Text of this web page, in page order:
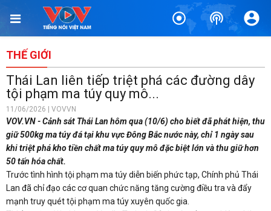
THẾ GIỚI
Thái Lan liên tiếp triệt phá các đường dây
tội phạm ma túy quy mô...
11/06/2026 | VOVVN
VOV.VN - Cảnh sát Thái Lan hôm qua (10/6) cho biết đã phát hiện, thu
giữ 500kg ma túy đá tại khu vực Đông Bắc nước này, chỉ 1 ngày sau
khi triệt phá kho tiền chất ma túy quy mô đặc biệt lớn và thu giữ hơn
50 tấn hóa chất.
Trước tình hình tội phạm ma túy diễn biến phức tạp, Chính phủ Thái
Lan đã chỉ đạo các cơ quan chức năng tăng cường điều tra và đẩy
mạnh truy quét tội phạm ma túy xuyên quốc gia.